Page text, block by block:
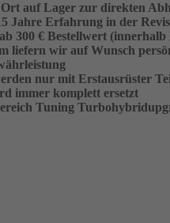
auf Lager zur direkten
Jahre Erfahrung in der
300 € Bestellwert (innerhalb
liefern wir auf Wunsch
nur mit Erstausrüster
immer komplett ersetzt
Tuning